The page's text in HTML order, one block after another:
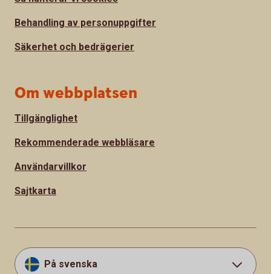
Behandling av personuppgifter
Säkerhet och bedrägerier
Om webbplatsen
Tillgänglighet
Rekommenderade webbläsare
Användarvillkor
Sajtkarta
På svenska